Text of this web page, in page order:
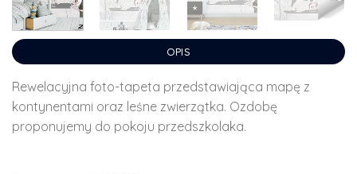
OPIS
Rewelacyjna foto-tapeta przedstawiająca mapę z
kontynentami oraz leśne zwierzątka. Ozdobę
proponujemy do pokoju przedszkolaka.